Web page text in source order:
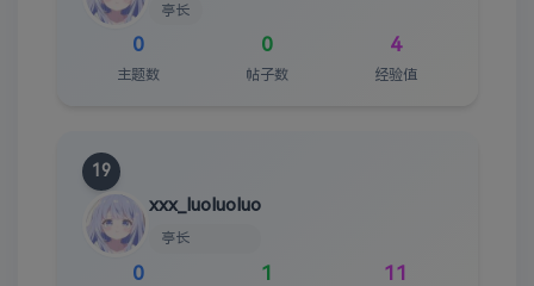
亭长
0
主题数
0
帖子数
4
经验值
19
xxx_luoluoluo
亭长
0 1 11